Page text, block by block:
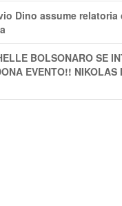
Dino assume
BOLSONARO SE
EVENTO!!